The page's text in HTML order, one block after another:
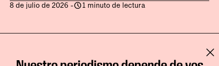
8 de julio de 2026 - 1 minuto de lectura